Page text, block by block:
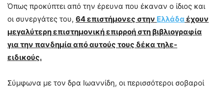
Όπως προκύπτει από την έρευνα που έκαναν ο ίδιος και
οι συνεργάτες του, 64 επιστήμονες στην Ελλάδα έχουν
μεγαλύτερη επιστημονική επιρροή στη βιβλιογραφία
για την πανδημία από αυτούς τους δέκα τηλε-
ειδικούς.
Σύμφωνα με τον δρα Ιωαννίδη, οι περισσότεροι σοβαροί